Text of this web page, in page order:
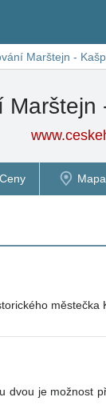
Marštejn -
Marštejn
Ceny Mapa
dvou je možnost